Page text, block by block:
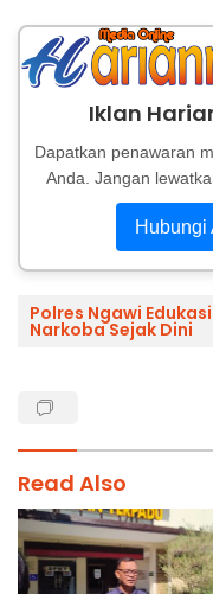
Iklan
Dapatkan penawaran
Anda. Jangan
Hubungi
Polres Ngawi
Narkoba Sejak Dini
Read Also